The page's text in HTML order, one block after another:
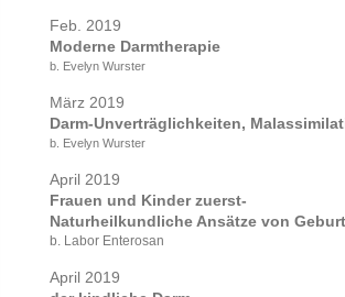
Feb. 2019
Moderne Darmtherapie
b. Evelyn Wurster
März 2019
Darm-Unverträglichkeiten,
b. Evelyn Wurster
April 2019
Frauen und Kinder zuerst-
Naturheilkundliche Ansätze von
b. Labor Enterosan
April 2019